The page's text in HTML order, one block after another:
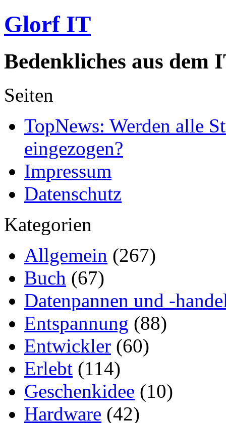
Glorf IT
Bedenkliches aus dem
Seiten
TopNews: Werden alle
eingezogen?
Impressum
Datenschutz
Kategorien
Allgemein (267)
Buch (67)
Datenpannen und -
Entspannung (88)
Entwickler (60)
Erlebt (114)
Geschenkidee (10)
Hardware (42)